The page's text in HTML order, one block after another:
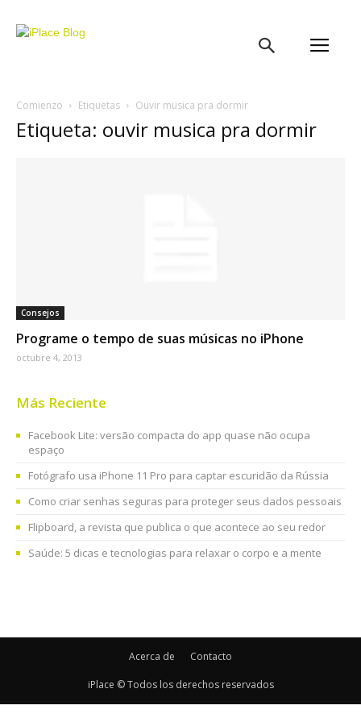
Comienzo Etiquetas Ouvir musica pra dormir
Etiqueta: ouvir musica pra dormir
Consejos
Programe o tempo de suas músicas no iPhone
octubre 4, 2013
Más Reciente
Facebook Lite: versão compacta do app quase não ocupa
espaço
Fotógrafo usa iPhone 11 Pro para captar escuridão da Rússia
Como criar senhas seguras para proteger seus dados pessoais
Flipboard, a revista que publica o que acontece ao seu redor
Saúde: 5 dicas e tecnologias para relaxar o corpo e a mente
Acerca de Contacto
iPlace © Todos los derechos reservados